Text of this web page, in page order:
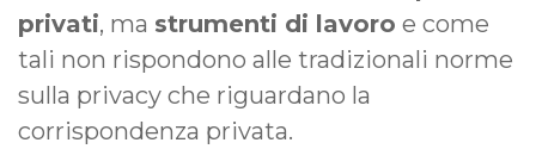
privati, ma strumenti di lavoro e come
tali non rispondono alle tradizionali norme
sulla privacy che riguardano la
corrispondenza privata.